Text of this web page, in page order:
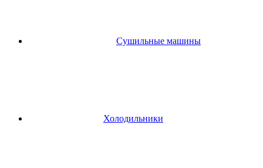
Сушильные машины
Холодильники